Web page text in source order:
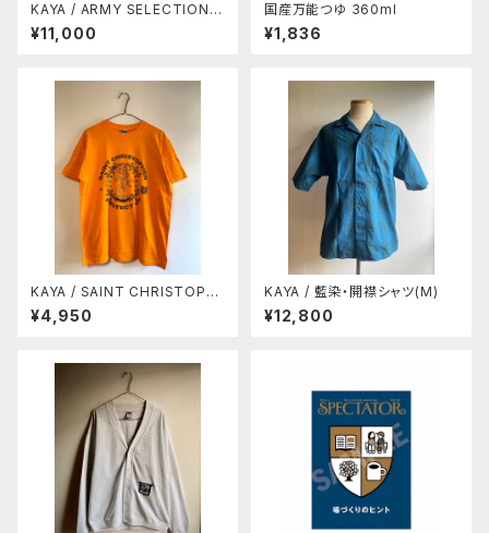
KAYA / ARMY SELECTION
シャンブレーシャツ
¥11,000
国産万能つゆ 360ml
¥1,836
KAYA / SAINT CHRISTOPH
ER TEE
¥4,950
KAYA / 藍染・開襟シャツ(M)
¥12,800